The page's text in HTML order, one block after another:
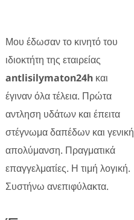
Μου έδωσαν το κινητό του
ιδιοκτήτη της εταιρείας
antlisilymaton24hκαι
έγιναν όλα τέλεια. Πρώτα
αντληση υδάτων και έπειτα
στέγνωμα δαπέδων και γενική
απολύμανση. Πραγματικά
επαγγελματίες. Η τιμή λογική.
Συστήνω ανεπιφύλακτα.